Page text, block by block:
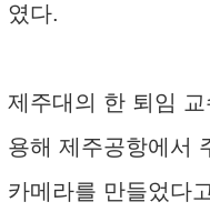
였다.
제주대의 한 퇴임
용해 제주공항에서
카메라를 만들었다